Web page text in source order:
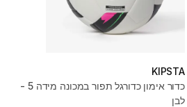
KIPSTA
כדור אימון כדורגל תפור במכונה מידה 5 -
לבן